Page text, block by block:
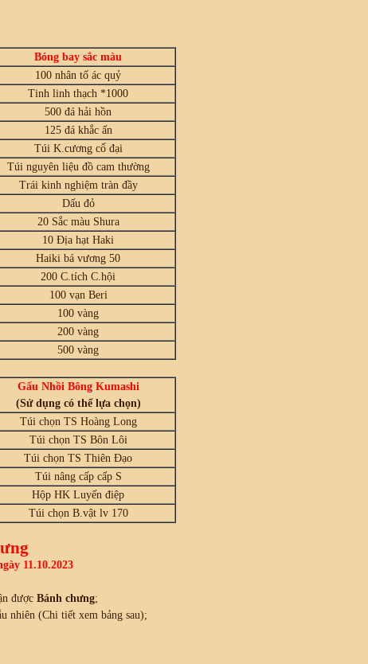
Bóng bay sắc màu
100 nhân tố ác quỷ
Tinh linh thạch *1000
500 đá hải hồn
125 đá khắc ấn
Túi K.cương cổ đại
Túi nguyên liệu đồ cam thường
Trái kinh nghiệm tràn đầy
Dấu đỏ
20 Sắc màu Shura
10 Địa hạt Haki
Haiki bá vương 50
200 C.tích C.hội
100 vạn Beri
100 vàng
200 vàng
500 vàng
Gấu Nhồi Bông Kumashi
(Sử dụng có thể lựa chọn)
Túi chọn TS Hoàng Long
Túi chọn TS Bôn Lôi
Túi chọn TS Thiên Đạo
Túi nâng cấp cấp S
Hộp HK Luyến điệp
Túi chọn B.vật lv 170
11.10.2023
được Bánh chưng;
nhiên (Chi tiết xem bảng sau);